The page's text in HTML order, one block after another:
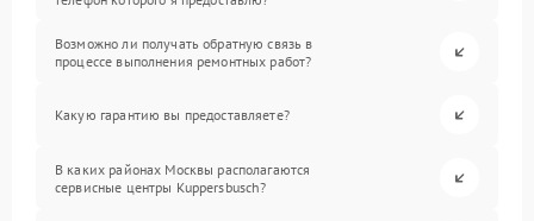
Возможно ли получать обратную связь в
процессе выполнения ремонтных работ?
Какую гарантию вы предоставляете?
В каких районах Москвы располагаются
сервисные центры Kuppersbusch?